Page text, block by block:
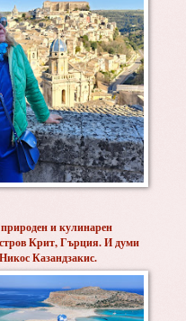
и кулинарен
Крит, Гърция. И думи
Казандзакис.